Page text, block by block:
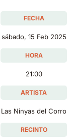
FECHA
sábado, 15 Feb 2025
HORA
21:00
ARTISTA
Las Ninyas del Corro
RECINTO